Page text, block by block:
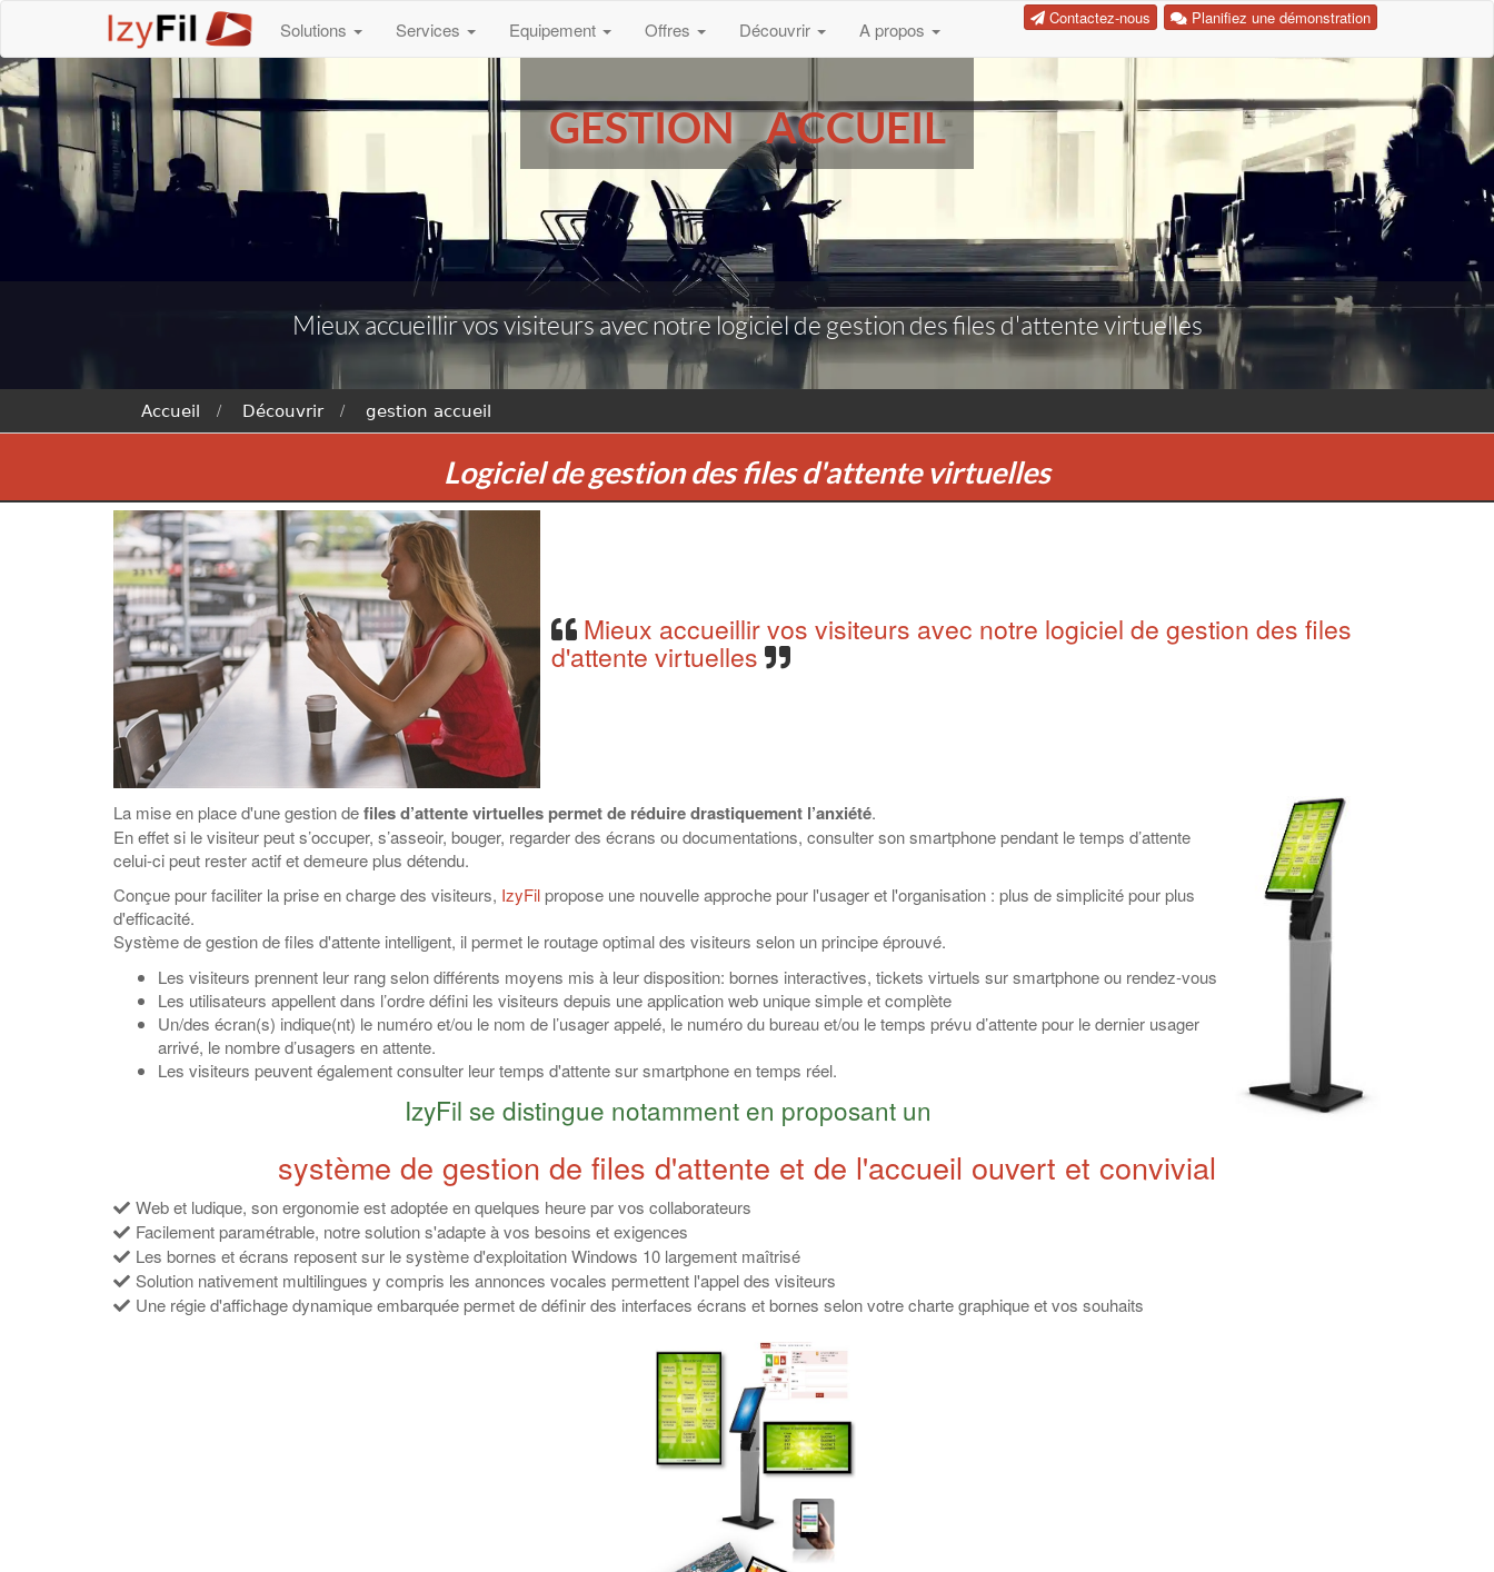
Planifiez une démonstration
Contactez-nous
Solutions Services Equipement Offres Découvrir A propos
GESTION ACCUEIL
Mieux accueillir vos visiteurs avec notre logiciel de gestion des files d'attente virtuelles
Accueil Découvrir gestion accueil
Logiciel de gestion des files d'attente virtuelles
Mieux accueillir vos visiteurs avec notre logiciel de gestion des files
d'attente virtuelles
La mise en place d'une gestion defiles d’attente virtuelles permet de réduire drastiquement l’anxiété.
En effet si le visiteur peut s’occuper, s’asseoir, bouger, regarder des écrans ou documentations, consulter son smartphone pendant le temps d’attente
celui-ci peut rester actif et demeure plus détendu.
Conçue pour faciliter la prise en charge des visiteurs, IzyFilpropose une nouvelle approche pour l'usager et l'organisation : plus de simplicité pour plus
d'efficacité.
Système de gestion de files d'attente intelligent, il permet le routage optimal des visiteurs selon un principe éprouvé.
Les visiteurs prennent leur rang selon différents moyens mis à leur disposition: bornes interactives, tickets virtuels sur smartphone ou rendez-vous
Les utilisateurs appellent dans l’ordre défini les visiteurs depuis une application web unique simple et complète
Un/des écran(s) indique(nt) le numéro et/ou le nom de l’usager appelé, le numéro du bureau et/ou le temps prévu d’attente pour le dernier usager
arrivé, le nombre d’usagers en attente.
Les visiteurs peuvent également consulter leur temps d'attente sur smartphone en temps réel.
IzyFil se distingue notamment en proposant un
système de gestion de files d'attente et de l'accueil ouvert et convivial
Web et ludique, son ergonomie est adoptée en quelques heure par vos collaborateurs
Facilement paramétrable, notre solution s'adapte à vos besoins et exigences
Les bornes et écrans reposent sur le système d'exploitation Windows 10 largement maîtrisé
Solution nativement multilingues y compris les annonces vocales permettent l'appel des visiteurs
Une régie d'affichage dynamique embarquée permet de définir des interfaces écrans et bornes selon votre charte graphique et vos souhaits